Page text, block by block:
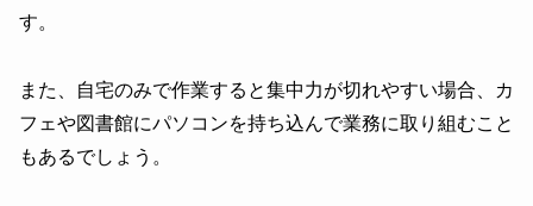
す。
また、自宅のみで作業すると集中力が切れやすい場合、カ
フェや図書館にパソコンを持ち込んで業務に取り組むこと
もあるでしょう。